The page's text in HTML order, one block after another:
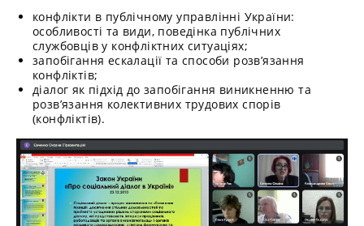
конфлікти в публічному управлінні України:
особливості та види, поведінка публічних
службовців у конфліктних ситуаціях;
запобігання ескалації та способи розв’язання
конфліктів;
діалог як підхід до запобігання виникненню та
розв’язання колективних трудових спорів
(конфліктів).